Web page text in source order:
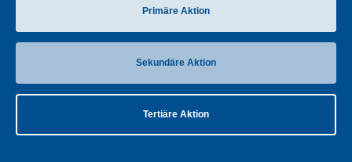
Primäre Aktion
Sekundäre Aktion
Tertiäre Aktion